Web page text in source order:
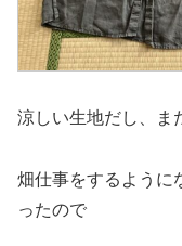
涼しい生地だし、ま
畑仕事をするように
ったので